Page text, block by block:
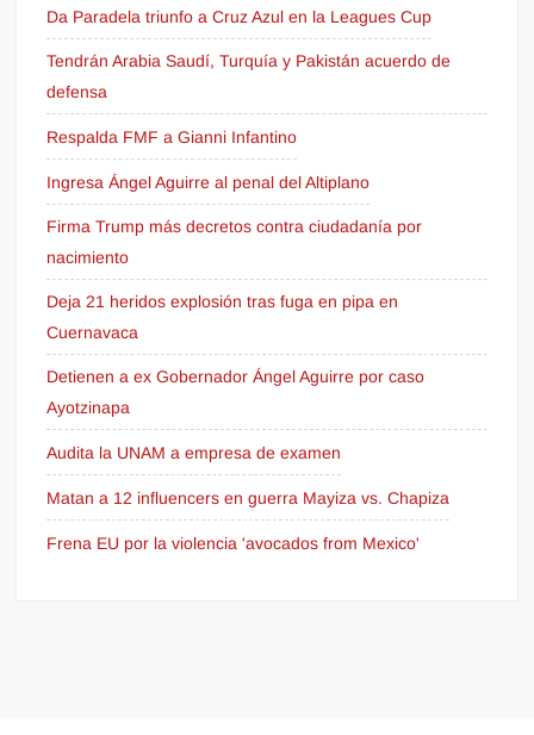
Da Paradela triunfo a Cruz Azul en la Leagues Cup
Tendrán Arabia Saudí, Turquía y Pakistán acuerdo de
defensa
Respalda FMF a Gianni Infantino
Ingresa Ángel Aguirre al penal del Altiplano
Firma Trump más decretos contra ciudadanía por
nacimiento
Deja 21 heridos explosión tras fuga en pipa en
Cuernavaca
Detienen a ex Gobernador Ángel Aguirre por caso
Ayotzinapa
Audita la UNAM a empresa de examen
Matan a 12 influencers en guerra Mayiza vs. Chapiza
Frena EU por la violencia 'avocados from Mexico'